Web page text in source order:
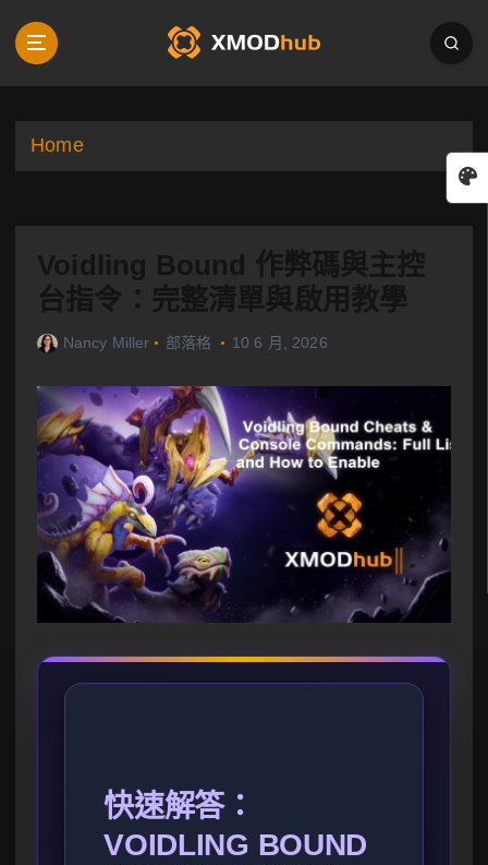
p
Home
Voidling Bound 作弊碼與主控
台指令：完整清單與啟用教學
Nancy Miller 部落格 10 6 月, 2026
快速解答：
VOIDLING BOUND